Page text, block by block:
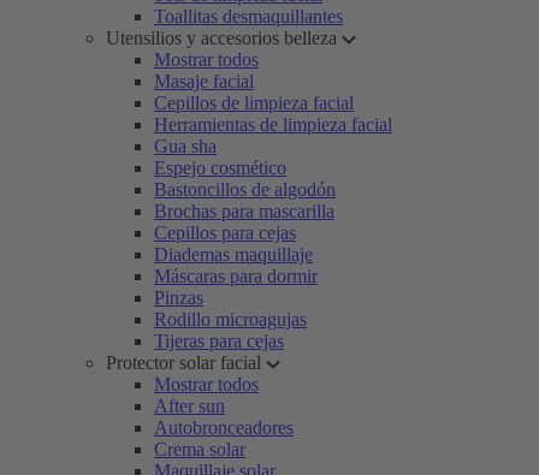
Toallitas desmaquillantes
Utensilios y accesorios belleza
Mostrar todos
Masaje facial
Cepillos de limpieza facial
Herramientas de limpieza facial
Gua sha
Espejo cosmético
Bastoncillos de algodón
Brochas para mascarilla
Cepillos para cejas
Diademas maquillaje
Máscaras para dormir
Pinzas
Rodillo microagujas
Tijeras para cejas
Protector solar facial
Mostrar todos
After sun
Autobronceadores
Crema solar
Maquillaje solar